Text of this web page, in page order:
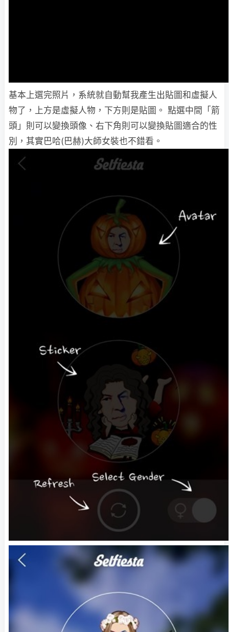
基本上選完照片，系統就自動幫我產生出貼圖和虛擬人
物了，上方是虛擬人物，下方則是貼圖。 點選中間「箭
頭」則可以變換頭像、右下角則可以變換貼圖適合的性
別，其實巴哈(巴赫)大師女裝也不錯看。